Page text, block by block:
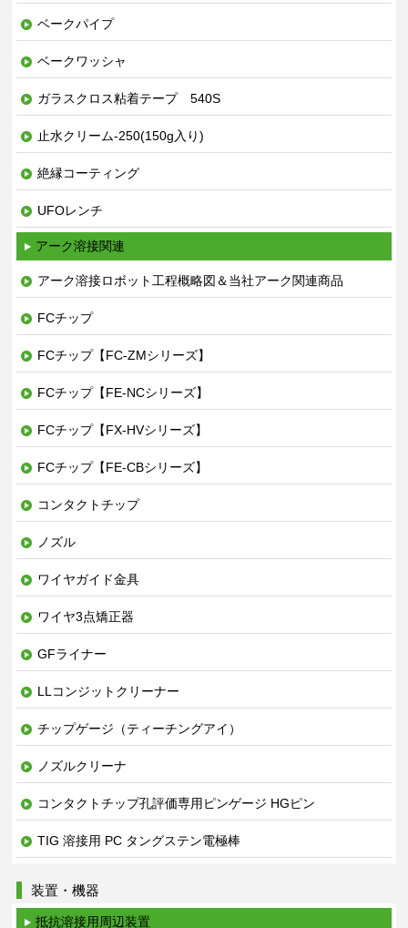
ベークパイプ
ベークワッシャ
ガラスクロス粘着テープ 540S
止水クリーム-250(150g入り)
絶縁コーティング
UFOレンチ
アーク溶接関連
アーク溶接ロボット工程概略図＆当社アーク関連商品
FCチップ
FCチップ【FC-ZMシリーズ】
FCチップ【FE-NCシリーズ】
FCチップ【FX-HVシリーズ】
FCチップ【FE-CBシリーズ】
コンタクトチップ
ノズル
ワイヤガイド金具
ワイヤ3点矯正器
GFライナー
LLコンジットクリーナー
チップゲージ（ティーチングアイ）
ノズルクリーナ
コンタクトチップ孔評価専用ピンゲージ HGピン
TIG 溶接用 PC タングステン電極棒
装置・機器
抵抗溶接用周辺装置